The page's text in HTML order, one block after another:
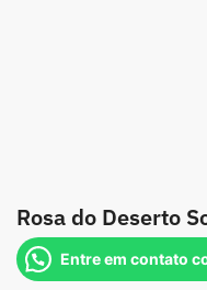
Rosa do Deserto
Entre em contato